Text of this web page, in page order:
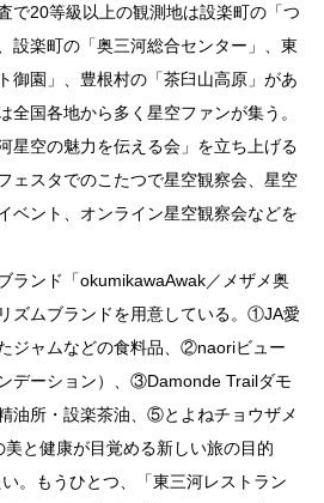
で20等級以上の観測地は設楽町の「つ
設楽町の「奥三河総合センター」、東
御園」、豊根村の「茶臼山高原」があ
全国各地から多く星空ファンが集う。
星空の魅力を伝える会」を立ち上げる
ェスタでのこたつで星空観察会、星空
ベント、オンライン星空観察会などを
ランド「okumikawaAwak／メザメ奥
ズムブランドを用意している。①JA愛
ジャムなどの食料品、②naoriビュー
デーション）、③Damonde Trailダモ
油所・設楽茶油、⑤とよねチョウザメ
と健康が目覚める新しい旅の目的
。もうひとつ、「東三河レストラン